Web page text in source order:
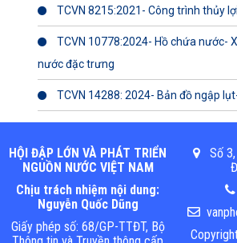
TCVN 8215:2021- Công trình thủy
TCVN 10778:2024- Hồ chứa nước-
nước đặc trưng
TCVN 14288: 2024- Bản đồ ngập
HỘI ĐẬP LỚN VÀ PHÁT TRIỂN
NGUỒN NƯỚC VIỆT NAM
Chịu trách nhiệm nội dung:
Nguyễn Quốc Dũng
Giấy phép số: 68/GP-TTĐT, Bộ
Số 3,